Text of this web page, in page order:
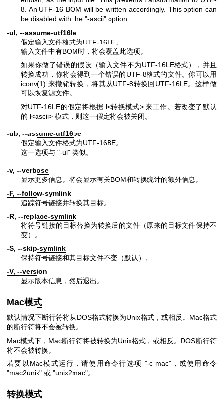
8. An UTF-16 BOM will be written accordingly. This option can
be disabled with the "-ascii" option.
-ul, --assume-utf16le
假定输入文件格式为UTF-16LE。
输入文件中有BOM时，将会覆盖此选项。
如果你做了错误的假设（输入文件不为UTF-16LE格式），并且
转换成功，你将会得到一个错误的UTF-8格式的文件。你可以用
iconv(1) 来撤销转换，将其从UTF-8转换回UTF-16LE。这样做
可以恢复源文件。
对UTF-16LE的假定将根据 l<转换模式> 来工作。若改变了默认
的 l<ascii> 模式，则这一假定将会被关闭。
-ub, --assume-utf16be
假定输入文件格式为UTF-16BE。
这一选项与 "-ul" 类似。
-v, --verbose
显示更多信息。将会显示有关BOM和转换统计的额外信息。
-F, --follow-symlink
追踪符号链接并转换其目标。
-R, --replace-symlink
将符号链接的目标替换为转换后的文件（原来的目标文件保持不
变）。
-S, --skip-symlink
保持符号链接和其目标文件不变（默认）。
-V, --version
显示版本信息，然后退出。
Mac模式
默认情况下断行符将从DOS格式转换为Unix格式，或相反。Mac格式
的断行符将不会被转换。
Mac模式下，Mac断行符将被转换为Unix格式，或相反。DOS断行符
将不会被转换。
若要以Mac模式运行，请使用命令行选项 "-c mac" ，或使用命令
"mac2unix" 或 "unix2mac"。
转换模式